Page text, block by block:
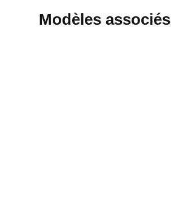
Modèles associés